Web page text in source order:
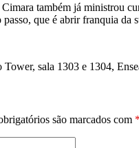
também já ministrou
que é abrir franquia
sala 1303 e 1304,
são marcados com *